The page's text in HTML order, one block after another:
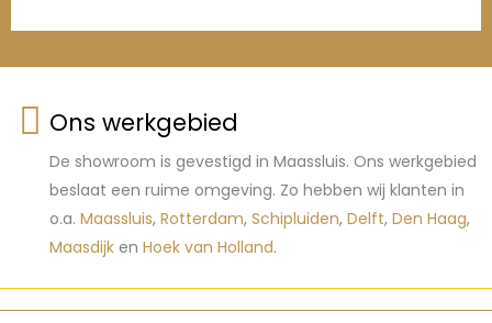
Ons werkgebied
De showroom is gevestigd in Maassluis. Ons werkgebied
beslaat een ruime omgeving. Zo hebben wij klanten in
o.a. Maassluis, Rotterdam, Schipluiden, Delft, Den Haag,
Maasdijk en Hoek van Holland.